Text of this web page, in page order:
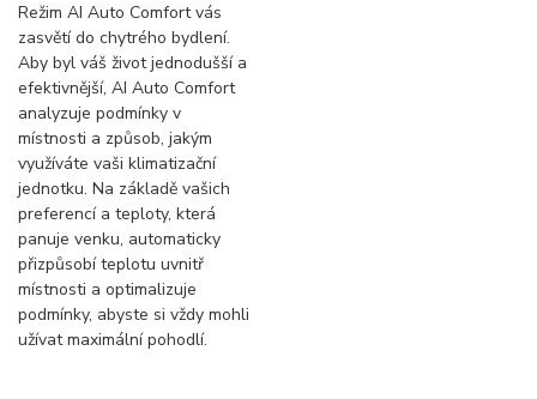
Režim AI Auto Comfort vás
zasvětí do chytrého bydlení.
Aby byl váš život jednodušší a
efektivnější, AI Auto Comfort
analyzuje podmínky v
místnosti a způsob, jakým
využíváte vaši klimatizační
jednotku. Na základě vašich
preferencí a teploty, která
panuje venku, automaticky
přizpůsobí teplotu uvnitř
místnosti a optimalizuje
podmínky, abyste si vždy mohli
užívat maximální pohodlí.